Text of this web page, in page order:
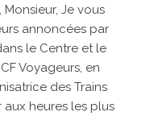
Je vous
annoncées par
le Centre et le
Voyageurs, en
des Trains
aux heures les plus